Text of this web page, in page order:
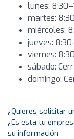
lunes:
martes:
miércoles:
jueves:
viernes:
sábado:
domingo:
¿Quieres solicitar
¿Es esta tu
su información